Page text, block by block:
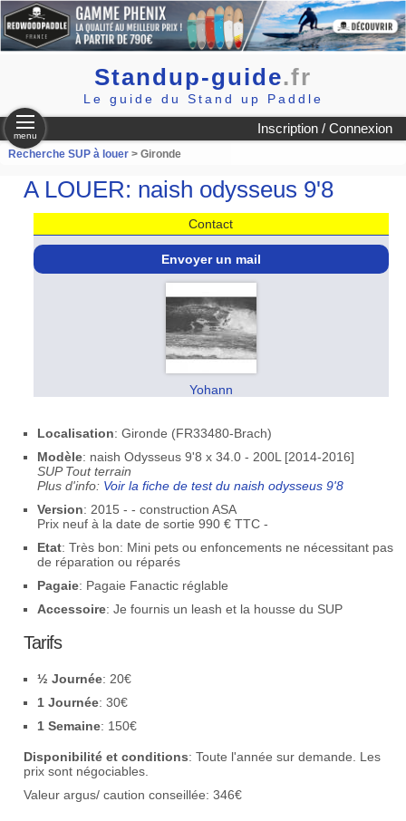
Standup-guide.fr
Le guide du Stand up Paddle
Inscription / Connexion
menu
Recherche SUP à louer> Gironde
A LOUER: naish odysseus 9'8
Contact
Envoyer un mail
Yohann
Localisation: Gironde (FR33480-Brach)
Modèle: naish Odysseus 9'8 x 34.0 - 200L [2014-2016]
SUP Tout terrain
Plus d'info: Voir la fiche de test du naish odysseus 9'8
Version: 2015 - - construction ASA
Prix neuf à la date de sortie 990 € TTC -
Etat: Très bon: Mini pets ou enfoncements ne nécessitant pas
de réparation ou réparés
Pagaie: Pagaie Fanactic réglable
Accessoire: Je fournis un leash et la housse du SUP
Tarifs
½ Journée: 20€
1 Journée: 30€
1 Semaine: 150€
Disponibilité et conditions: Toute l'année sur demande. Les
prix sont négociables.
Valeur argus/ caution conseillée: 346€